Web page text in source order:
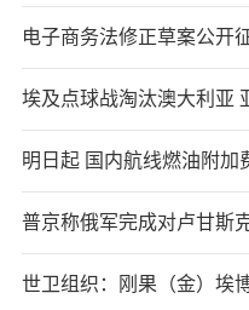
电子商务法修正草案公开
埃及点球战淘汰澳大利亚
明日起 国内航线燃油附加
普京称俄军完成对卢甘斯
世卫组织：刚果（金）埃